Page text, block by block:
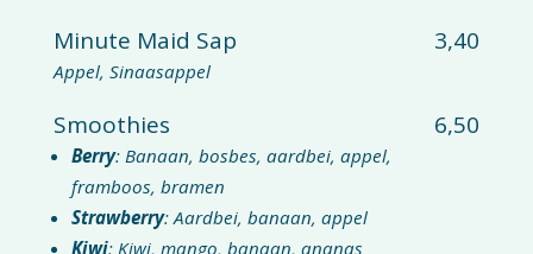
Minute Maid Sap 3,40
Appel, Sinaasappel
Smoothies 6,50
Berry: Banaan, bosbes, aardbei, appel,
framboos, bramen
Strawberry: Aardbei, banaan, appel
Kiwi: Kiwi, mango, banaan, ananas